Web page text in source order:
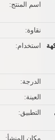
اسم المنتج
نقاوة
استخدام
الدرجة
العينة
التطبيق
مكان المنشأ